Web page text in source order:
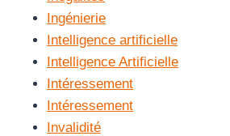
Ingénierie
Intelligence artificielle
Intelligence Artificielle
Intéressement
Intéressement
Invalidité